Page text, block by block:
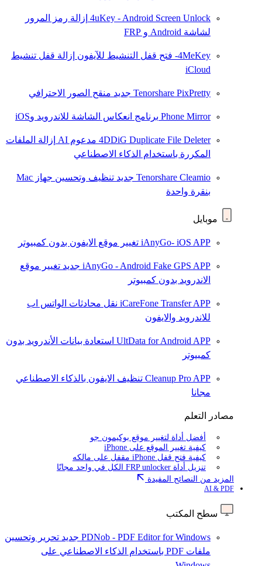
4uKey - Android Screen Unlock إزالة رمز المرور
لشاشة Android و FRP
4MeKey- فتح قفل التنشيط للآيفون
إزالة قفل تنشيط
iCloud
Tenorshare PixPretty جديد منقح الصور الاحترافي
Phone Mirror برنامج انعكاس الشاشة للاندرويد وiOS
4DDiG Duplicate File Deleter مدعوم AI
إزالة الملفات
المكررة باستخدام الذكاء الاصطناعي
Tenorshare Cleamio جديد
تنظيف وتحسين جهاز Mac
بنقرة واحدة
موبايل
iAnyGo- iOS APP تغيير موقع الايفون بدون كمبيوتر
iAnyGo - Android Fake GPS APP جديد تغيير موقع
الاندرويد بدون كمبيوتر
iCareFone Transfer APP نقل محادثات الواتس اب
للاندرويد والايفون
UltData for Android APP استعادة بيانات الأندرويد بدون
كمبيوتر
Cleanup Pro APP تنظيف الايفون بالذكاء الاصطناعي
مجانا
مصادر التعلم
أفضل أداة لتغيير موقع بوكيمون جو
كيفية تغيير الموقع على iPhone
كيفية فتح قفل iPhone مقفل على مالكه
تنزيل أداة FRP unlocker الكل في واحد مجانًا
المزيد من النصائح المفيدة
AI & PDF
سطح المكتب
PDNob - PDF Editor for Windows جديد تحرير وتحسين
ملفات PDF باستخدام الذكاء الاصطناعي على